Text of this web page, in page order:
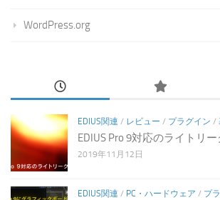
WordPress.org
EDIUS関連 / レビュー / プラグイン /
EDIUS Pro 9対応のライトリ
2019年11月12日
EDIUS関連 / PC・ハードウェア / プ